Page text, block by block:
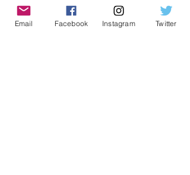
Email Facebook Instagram Twitter